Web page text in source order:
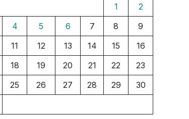
1
2
4 5 6 7 8
9
11 12 13 14 15
16
18 19 20 21 22
23
25 26 27 28 29
30